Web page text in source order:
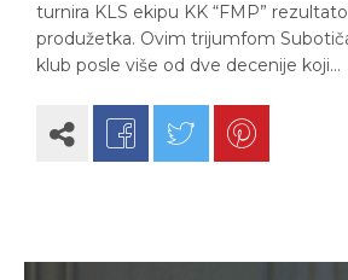
turnira KLS ekipu KK “FMP”
produžetka. Ovim trijumfom
klub posle više od dve decenije koji…